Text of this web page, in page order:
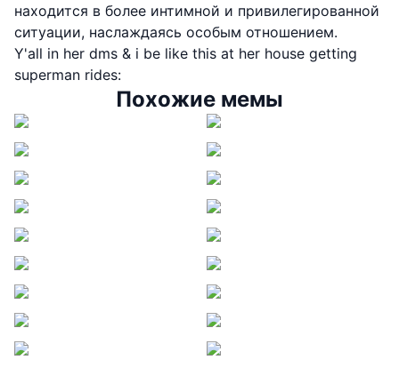
находится в более интимной и привилегированной
ситуации, наслаждаясь особым отношением.
Y'all in her dms & i be like this at her house getting
superman rides:
Похожие мемы